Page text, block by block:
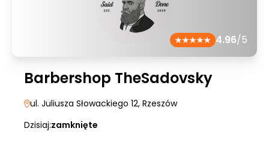
4.96/5
Barbershop TheSadovsky
ul. Juliusza Słowackiego 12, Rzeszów
Dzisiaj:zamknięte